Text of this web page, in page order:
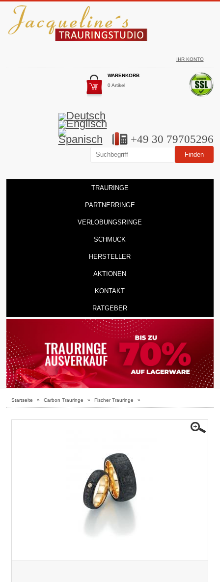
IHR KONTO
WARENKORB
0 Artikel
+49 30 79705296
TRAURINGE
PARTNERRINGE
VERLOBUNGSRINGE
SCHMUCK
HERSTELLER
AKTIONEN
KONTAKT
RATGEBER
Startseite » Carbon Trauringe » Fischer Trauringe »